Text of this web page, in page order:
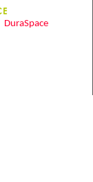
DuraSpace